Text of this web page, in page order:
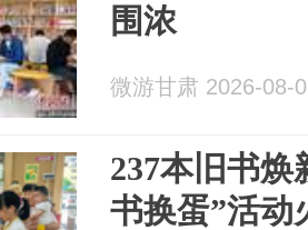
围浓
微游甘肃 2026-08-
237本旧书焕
书换蛋”活动